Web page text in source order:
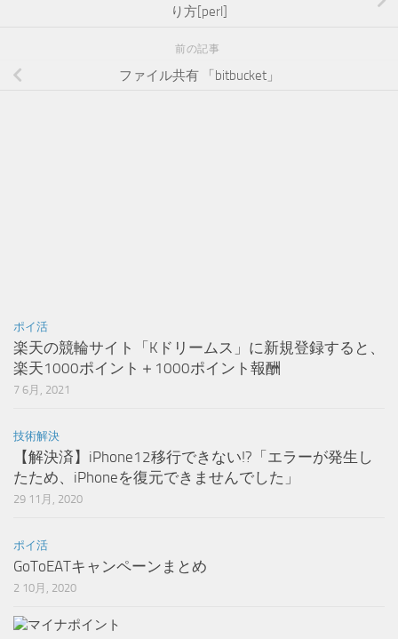
り方[perl]
前の記事
ファイル共有 「bitbucket」
ポイ活
楽天の競輪サイト「Kドリームス」に新規登録すると、
楽天1000ポイント＋1000ポイント報酬
7 6月, 2021
技術解決
【解決済】iPhone12移行できない!?「エラーが発生し
たため、iPhoneを復元できませんでした」
29 11月, 2020
ポイ活
GoToEATキャンペーンまとめ
2 10月, 2020